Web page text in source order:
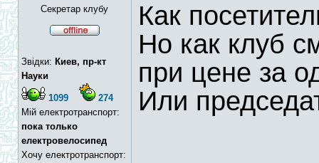
Секретар клубу
Звідки: Киев, пр-кт
Науки
1099
274
Мій електротранспорт:
пока только
електровелосипед
Хочу електротранспорт:
Как
Но как клуб
при цене за
Или